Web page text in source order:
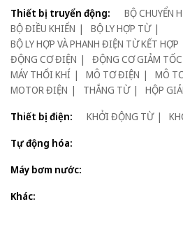
Thiết bị truyển động:
BỘ CHUYỂN
BỘ ĐIỀU KHIỂN
BỘ LY HỢP TỪ
BỘ LY HỢP VÀ PHANH ĐIỆN TỪ KẾT HỢP
ĐỘNG CƠ ĐIỆN
ĐỘNG CƠ GIẢM TỐC
MÁY THỔI KHÍ
MÔ TƠ ĐIỆN
MÔ
MOTOR ĐIỆN
THẮNG TỪ
HỘP
Thiết bị điện:
KHỞI ĐỘNG TỪ
Tự động hóa:
Máy bơm nước:
Khác: